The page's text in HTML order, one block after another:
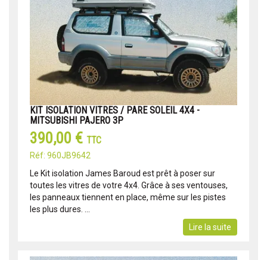
KIT ISOLATION VITRES / PARE SOLEIL 4X4 -
MITSUBISHI PAJERO 3P
390,00 € TTC
Réf: 960JB9642
Le Kit isolation James Baroud est prêt à poser sur
toutes les vitres de votre 4x4. Grâce à ses ventouses,
les panneaux tiennent en place, même sur les pistes
les plus dures. ...
Lire la suite